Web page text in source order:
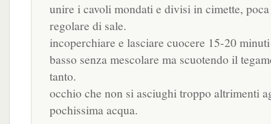
unire i cavoli mondati e divisi in cimette,
regolare di sale.
incoperchiare e lasciare cuocere 15-20
basso senza mescolare ma scuotendo il
tanto.
occhio che non si asciughi troppo altrimenti
pochissima acqua.